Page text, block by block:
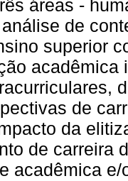
áreas -
de
superior
acadêmica
de
da
de carreira
acadêmica